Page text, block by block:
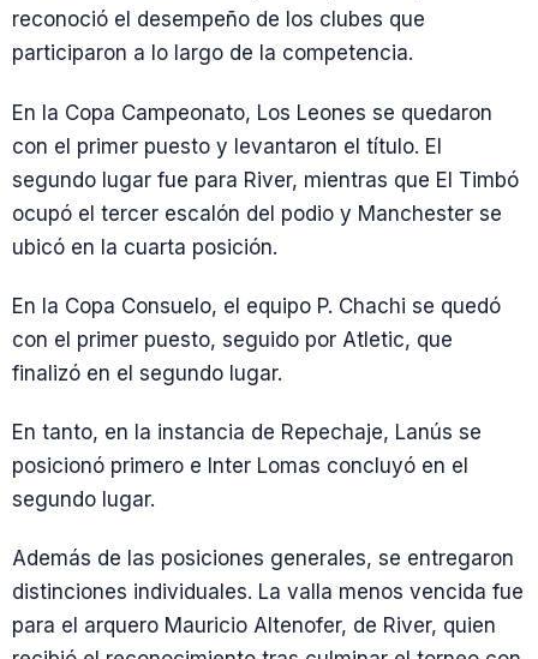
reconoció el desempeño de los clubes que
participaron a lo largo de la competencia.
En la Copa Campeonato, Los Leones se quedaron
con el primer puesto y levantaron el título. El
segundo lugar fue para River, mientras que El Timbó
ocupó el tercer escalón del podio y Manchester se
ubicó en la cuarta posición.
En la Copa Consuelo, el equipo P. Chachi se quedó
con el primer puesto, seguido por Atletic, que
finalizó en el segundo lugar.
En tanto, en la instancia de Repechaje, Lanús se
posicionó primero e Inter Lomas concluyó en el
segundo lugar.
Además de las posiciones generales, se entregaron
distinciones individuales. La valla menos vencida fue
para el arquero Mauricio Altenofer, de River, quien